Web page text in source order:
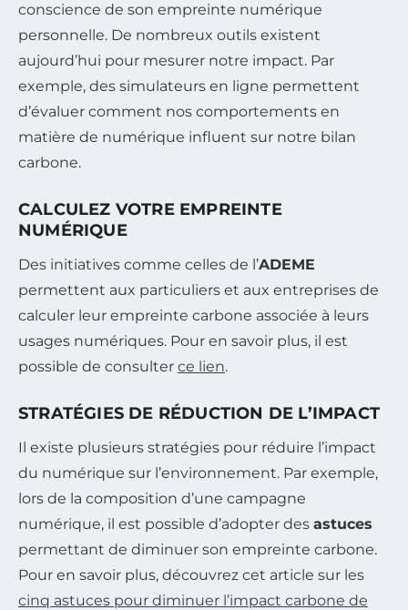
conscience de son empreinte numérique
personnelle. De nombreux outils existent
aujourd’hui pour mesurer notre impact. Par
exemple, des simulateurs en ligne permettent
d’évaluer comment nos comportements en
matière de numérique influent sur notre bilan
carbone.
CALCULEZ VOTRE EMPREINTE
NUMÉRIQUE
Des initiatives comme celles de l’ADEME
permettent aux particuliers et aux entreprises de
calculer leur empreinte carbone associée à leurs
usages numériques. Pour en savoir plus, il est
possible de consulter ce lien.
STRATÉGIES DE RÉDUCTION DE L’IMPACT
Il existe plusieurs stratégies pour réduire l’impact
du numérique sur l’environnement. Par exemple,
lors de la composition d’une campagne
numérique, il est possible d’adopter des astuces
permettant de diminuer son empreinte carbone.
Pour en savoir plus, découvrez cet article sur les
cinq astuces pour diminuer l’impact carbone de